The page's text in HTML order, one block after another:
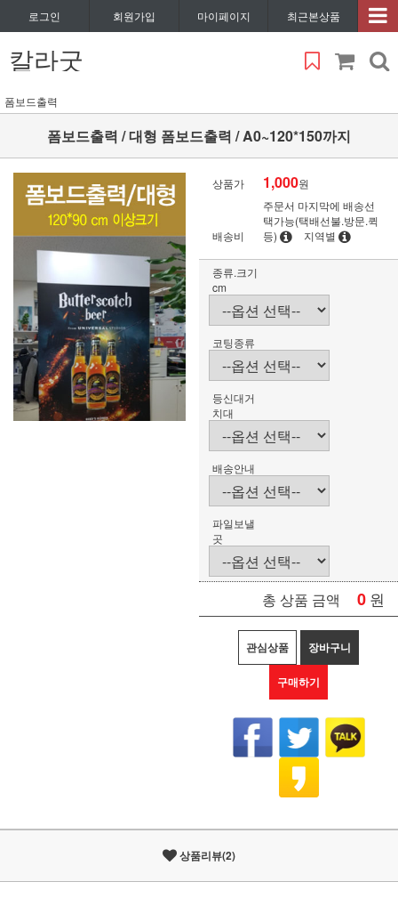
로그인 회원가입 마이페이지 최근본상품
칼라굿
폼보드출력
폼보드출력 / 대형 폼보드출력 / A0~120*150까지
상품가 1,000원
배송비
주문서 마지막에 배송선
택가능(택배선불.방문.퀵
등)
지역별
종류.크기
cm
코팅종류
등신대거
치대
배송안내
파일보낼
곳
총 상품 금액 0 원
관심상품 장바구니
구매하기
상품리뷰(2)